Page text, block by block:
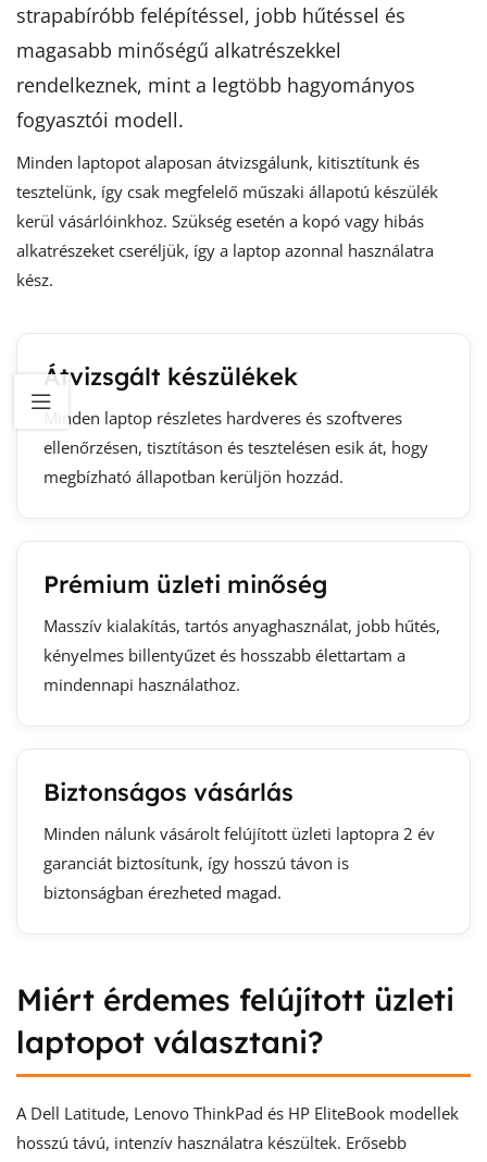
strapabíróbb felépítéssel, jobb hűtéssel és
magasabb minőségű alkatrészekkel
rendelkeznek, mint a legtöbb hagyományos
fogyasztói modell.
Minden laptopot alaposan átvizsgálunk, kitisztítunk és
tesztelünk, így csak megfelelő műszaki állapotú készülék
kerül vásárlóinkhoz. Szükség esetén a kopó vagy hibás
alkatrészeket cseréljük, így a laptop azonnal használatra
kész.
Átvizsgált készülékek
Minden laptop részletes hardveres és szoftveres
ellenőrzésen, tisztításon és tesztelésen esik át, hogy
megbízható állapotban kerüljön hozzád.
Prémium üzleti minőség
Masszív kialakítás, tartós anyaghasználat, jobb hűtés,
kényelmes billentyűzet és hosszabb élettartam a
mindennapi használathoz.
Biztonságos vásárlás
Minden nálunk vásárolt felújított üzleti laptopra 2 év
garanciát biztosítunk, így hosszú távon is
biztonságban érezheted magad.
Miért érdemes felújított üzleti
laptopot választani?
A Dell Latitude, Lenovo ThinkPad és HP EliteBook modellek
hosszú távú, intenzív használatra készültek. Erősebb